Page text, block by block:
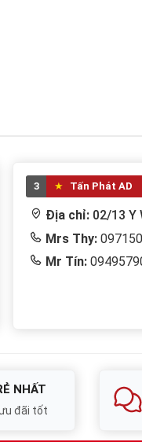
3 Tấn Phát AD
Địa chỉ: 02/13 Y
Mrs Thy:
Mr Tín:
NHẤT
đãi tốt